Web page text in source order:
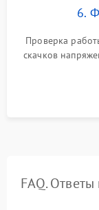
6.
Проверка
скачков
времени
FAQ.